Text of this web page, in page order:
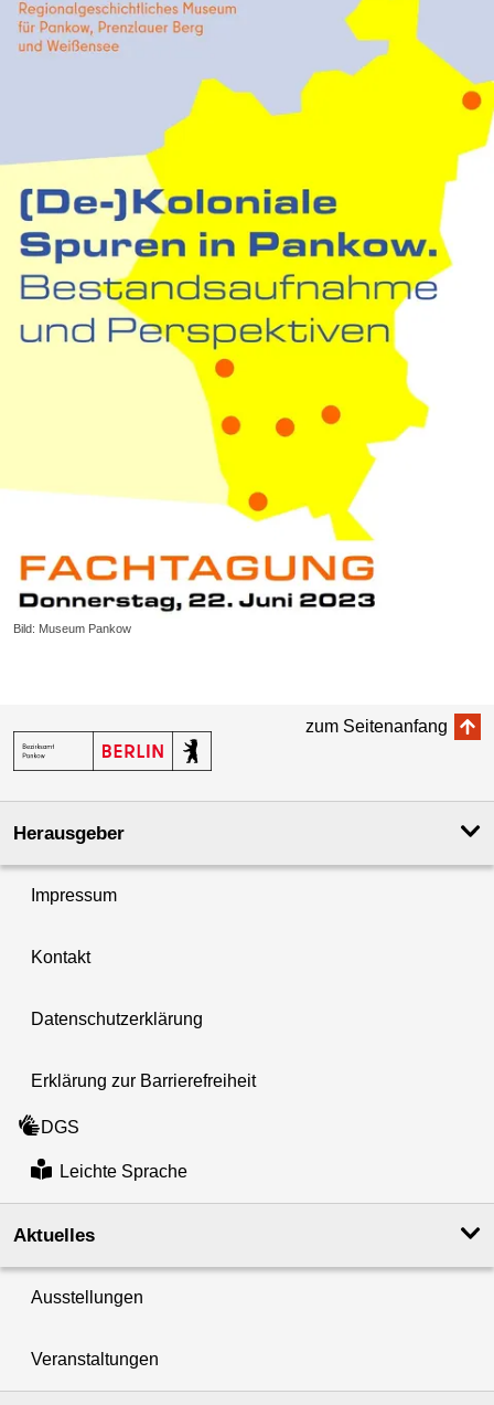
Bild: Museum Pankow
zum Seitenanfang
Herausgeber
Impressum
Kontakt
Datenschutzerklärung
Erklärung zur Barrierefreiheit
DGS
Leichte Sprache
Aktuelles
Ausstellungen
Veranstaltungen